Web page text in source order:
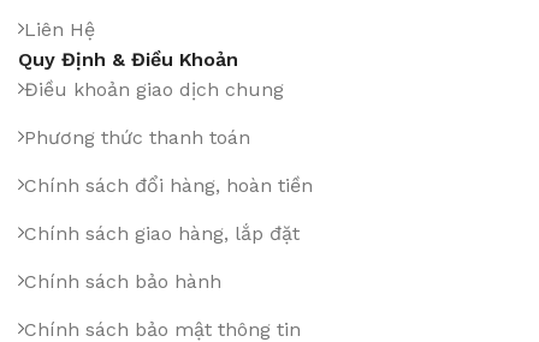
Liên Hệ
Quy Định & Điều Khoản
Điều khoản giao dịch chung
Phương thức thanh toán
Chính sách đổi hàng, hoàn tiền
Chính sách giao hàng, lắp đặt
Chính sách bảo hành
Chính sách bảo mật thông tin